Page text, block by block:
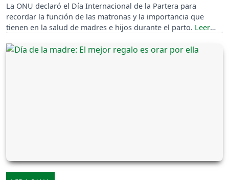
La ONU declaró el Día Internacional de la Partera para
recordar la función de las matronas y la importancia que
tienen en la salud de madres e hijos durante el parto.